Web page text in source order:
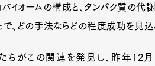
イオームの構成と、タンパク質の代
、どの手法ならどの程度成功を見込
ちがこの関連を発見し、昨年12